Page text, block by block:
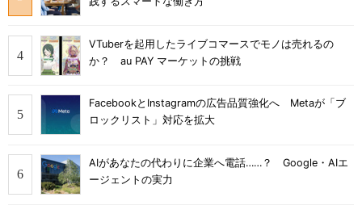
VTuberを起用したライブコマースでモノは売れるの
か？ au PAY マーケットの挑戦
FacebookとInstagramの広告品質強化へ Metaが「ブ
ロックリスト」対応を拡大
AIがあなたの代わりに企業へ電話……？ Google・AIエ
ージェントの実力